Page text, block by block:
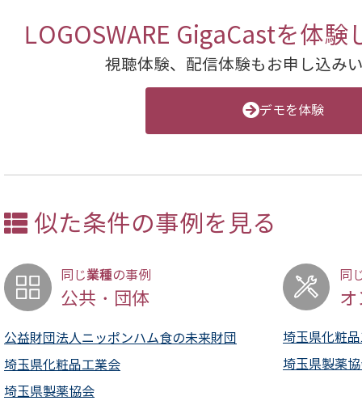
LOGOSWARE GigaCastを体
視聴体験、配信体験もお申し込み
デモを体験
似た条件の事例を見る
同じ業種の事例
公共・団体
公益財団法人ニッポンハム食の未来財団
埼玉県化粧品工業会
埼玉県製薬協会
同
埼玉県化粧
埼玉県製薬